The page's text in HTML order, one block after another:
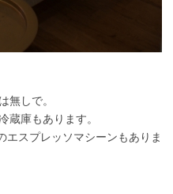
無しで。
蔵庫もあります。
エスプレッソマシーンもありま